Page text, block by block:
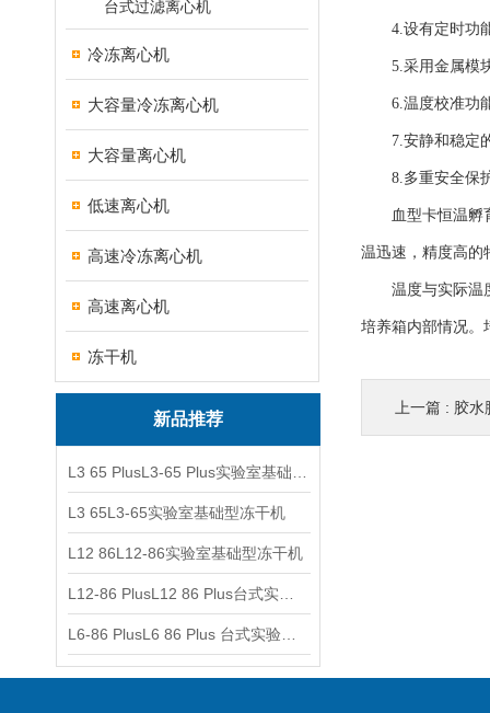
台式过滤离心机
冷冻离心机
大容量冷冻离心机
大容量离心机
低速离心机
高速冷冻离心机
高速离心机
冻干机
新品推荐
L3 65L3-65实验室基础型冻干机
L12 86L12-86实验室基础型冻干机
4.设有定时功能
5.采用金属模块
6.温度校准功能
7.安静和稳定的
8.多重安全保护
血型卡恒温孵育
温迅速，精度高的
温度与实际温度
培养箱内部情况。
上一篇 : 胶水